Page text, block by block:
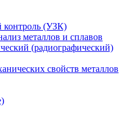
контроль (УЗК)
металлов и сплавов
(радиографический)
свойств металлов